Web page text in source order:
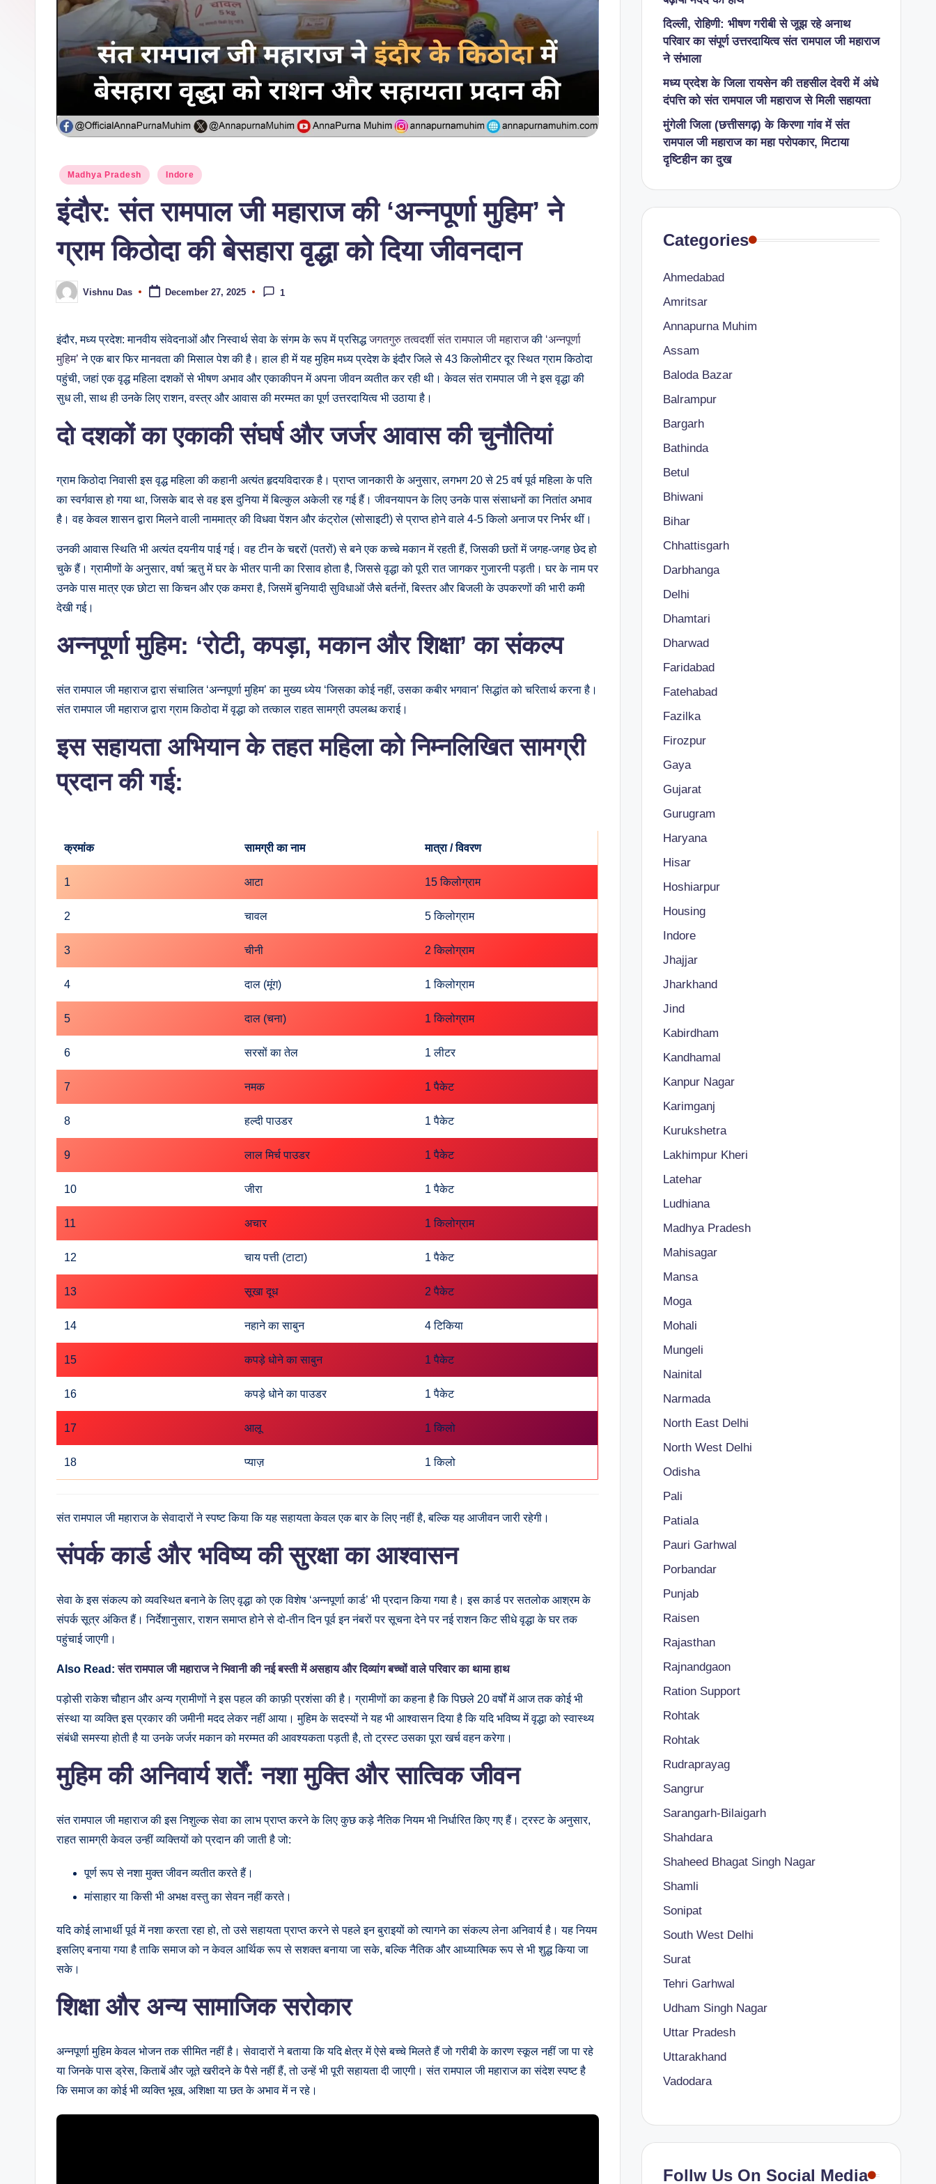
Madhya Pradesh Indore
इंदौर: संत रामपाल जी महाराज की ‘अन्नपूर्णा मुहिम’ ने
ग्राम किठोदा की बेसहारा वृद्धा को दिया जीवनदान
Vishnu Das December 27, 2025 1
इंदौर, मध्य प्रदेश: मानवीय संवेदनाओं और निस्वार्थ सेवा के संगम के रूप में प्रसिद्धजगतगुरु तत्वदर्शी संत रामपाल जी महाराजकी ‘अन्नपूर्णा
मुहिम’ ने एक बार फिर मानवता की मिसाल पेश की है। हाल ही में यह मुहिम मध्य प्रदेश के इंदौर जिले से 43 किलोमीटर दूर स्थित ग्राम किठोदा
पहुंची, जहां एक वृद्ध महिला दशकों से भीषण अभाव और एकाकीपन में अपना जीवन व्यतीत कर रही थी। केवल संत रामपाल जी ने इस वृद्धा की
सुध ली, साथ ही उनके लिए राशन, वस्त्र और आवास की मरम्मत का पूर्ण उत्तरदायित्व भी उठाया है।
दो दशकों का एकाकी संघर्ष और जर्जर आवास की चुनौतियां
ग्राम किठोदा निवासी इस वृद्ध महिला की कहानी अत्यंत हृदयविदारक है। प्राप्त जानकारी के अनुसार, लगभग 20 से 25 वर्ष पूर्व महिला के पति
का स्वर्गवास हो गया था, जिसके बाद से वह इस दुनिया में बिल्कुल अकेली रह गई हैं। जीवनयापन के लिए उनके पास संसाधनों का नितांत अभाव
है। वह केवल शासन द्वारा मिलने वाली नाममात्र की विधवा पेंशन और कंट्रोल (सोसाइटी) से प्राप्त होने वाले 4-5 किलो अनाज पर निर्भर थीं।
उनकी आवास स्थिति भी अत्यंत दयनीय पाई गई। वह टीन के चद्दरों (पतरों) से बने एक कच्चे मकान में रहती हैं, जिसकी छतों में जगह-जगह छेद हो
चुके हैं। ग्रामीणों के अनुसार, वर्षा ऋतु में घर के भीतर पानी का रिसाव होता है, जिससे वृद्धा को पूरी रात जागकर गुजारनी पड़ती। घर के नाम पर
उनके पास मात्र एक छोटा सा किचन और एक कमरा है, जिसमें बुनियादी सुविधाओं जैसे बर्तनों, बिस्तर और बिजली के उपकरणों की भारी कमी
देखी गई।
अन्नपूर्णा मुहिम: ‘रोटी, कपड़ा, मकान और शिक्षा’ का संकल्प
संत रामपाल जी महाराज द्वारा संचालित ‘अन्नपूर्णा मुहिम’ का मुख्य ध्येय ‘जिसका कोई नहीं, उसका कबीर भगवान’ सिद्धांत को चरितार्थ करना है।
संत रामपाल जी महाराज द्वारा ग्राम किठोदा में वृद्धा को तत्काल राहत सामग्री उपलब्ध कराई।
इस सहायता अभियान के तहत महिला को निम्नलिखित सामग्री
प्रदान की गई:
क्रमांक सामग्री का नाम मात्रा / विवरण
1 आटा 15 किलोग्राम
2 चावल 5 किलोग्राम
3 चीनी 2 किलोग्राम
4 दाल (मूंग) 1 किलोग्राम
5 दाल (चना) 1 किलोग्राम
6 सरसों का तेल 1 लीटर
7 नमक 1 पैकेट
8 हल्दी पाउडर 1 पैकेट
9 लाल मिर्च पाउडर 1 पैकेट
10 जीरा 1 पैकेट
11 अचार 1 किलोग्राम
12 चाय पत्ती (टाटा) 1 पैकेट
13 सूखा दूध 2 पैकेट
14 नहाने का साबुन 4 टिकिया
15 कपड़े धोने का साबुन 1 पैकेट
16 कपड़े धोने का पाउडर 1 पैकेट
17 आलू 1 किलो
18 प्याज़ 1 किलो
संत रामपाल जी महाराज के सेवादारों ने स्पष्ट किया कि यह सहायता केवल एक बार के लिए नहीं है, बल्कि यह आजीवन जारी रहेगी।
संपर्क कार्ड और भविष्य की सुरक्षा का आश्वासन
सेवा के इस संकल्प को व्यवस्थित बनाने के लिए वृद्धा को एक विशेष ‘अन्नपूर्णा कार्ड’ भी प्रदान किया गया है। इस कार्ड पर सतलोक आश्रम के
संपर्क सूत्र अंकित हैं। निर्देशानुसार, राशन समाप्त होने से दो-तीन दिन पूर्व इन नंबरों पर सूचना देने पर नई राशन किट सीधे वृद्धा के घर तक
पहुंचाई जाएगी।
Also Read:संत रामपाल जी महाराज ने भिवानी की नई बस्ती में असहाय और दिव्यांग बच्चों वाले परिवार का थामा हाथ
पड़ोसी राकेश चौहान और अन्य ग्रामीणों ने इस पहल की काफ़ी प्रशंसा की है। ग्रामीणों का कहना है कि पिछले 20 वर्षों में आज तक कोई भी
संस्था या व्यक्ति इस प्रकार की जमीनी मदद लेकर नहीं आया। मुहिम के सदस्यों ने यह भी आश्वासन दिया है कि यदि भविष्य में वृद्धा को स्वास्थ्य
संबंधी समस्या होती है या उनके जर्जर मकान को मरम्मत की आवश्यकता पड़ती है, तो ट्रस्ट उसका पूरा खर्च वहन करेगा।
मुहिम की अनिवार्य शर्तें: नशा मुक्ति और सात्विक जीवन
संत रामपाल जी महाराज की इस निशुल्क सेवा का लाभ प्राप्त करने के लिए कुछ कड़े नैतिक नियम भी निर्धारित किए गए हैं। ट्रस्ट के अनुसार,
राहत सामग्री केवल उन्हीं व्यक्तियों को प्रदान की जाती है जो:
पूर्ण रूप से नशा मुक्त जीवन व्यतीत करते हैं।
मांसाहार या किसी भी अभक्ष वस्तु का सेवन नहीं करते।
यदि कोई लाभार्थी पूर्व में नशा करता रहा हो, तो उसे सहायता प्राप्त करने से पहले इन बुराइयों को त्यागने का संकल्प लेना अनिवार्य है। यह नियम
इसलिए बनाया गया है ताकि समाज को न केवल आर्थिक रूप से सशक्त बनाया जा सके, बल्कि नैतिक और आध्यात्मिक रूप से भी शुद्ध किया जा
सके।
शिक्षा और अन्य सामाजिक सरोकार
अन्नपूर्णा मुहिम केवल भोजन तक सीमित नहीं है। सेवादारों ने बताया कि यदि क्षेत्र में ऐसे बच्चे मिलते हैं जो गरीबी के कारण स्कूल नहीं जा पा रहे
या जिनके पास ड्रेस, किताबें और जूते खरीदने के पैसे नहीं हैं, तो उन्हें भी पूरी सहायता दी जाएगी। संत रामपाल जी महाराज का संदेश स्पष्ट है
कि समाज का कोई भी व्यक्ति भूख, अशिक्षा या छत के अभाव में न रहे।
दिल्ली, रोहिणी: भीषण गरीबी से जूझ रहे अनाथ
परिवार का संपूर्ण उत्तरदायित्व संत रामपाल जी महाराज
ने संभाला
मध्य प्रदेश के जिला रायसेन की तहसील देवरी में अंधे
दंपत्ति को संत रामपाल जी महाराज से मिली सहायता
​मुंगेली जिला (छत्तीसगढ़) के किरणा गांव में संत
रामपाल जी महाराज का महा परोपकार, मिटाया
दृष्टिहीन का दुख
Categories
Ahmedabad
Amritsar
Annapurna Muhim
Assam
Baloda Bazar
Balrampur
Bargarh
Bathinda
Betul
Bhiwani
Bihar
Chhattisgarh
Darbhanga
Delhi
Dhamtari
Dharwad
Faridabad
Fatehabad
Fazilka
Firozpur
Gaya
Gujarat
Gurugram
Haryana
Hisar
Hoshiarpur
Housing
Indore
Jhajjar
Jharkhand
Jind
Kabirdham
Kandhamal
Kanpur Nagar
Karimganj
Kurukshetra
Lakhimpur Kheri
Latehar
Ludhiana
Madhya Pradesh
Mahisagar
Mansa
Moga
Mohali
Mungeli
Nainital
Narmada
North East Delhi
North West Delhi
Odisha
Pali
Patiala
Pauri Garhwal
Porbandar
Punjab
Raisen
Rajasthan
Rajnandgaon
Ration Support
Rohtak
Rohtak
Rudraprayag
Sangrur
Sarangarh-Bilaigarh
Shahdara
Shaheed Bhagat Singh Nagar
Shamli
Sonipat
South West Delhi
Surat
Tehri Garhwal
Udham Singh Nagar
Uttar Pradesh
Uttarakhand
Vadodara
Follw Us On Social Media